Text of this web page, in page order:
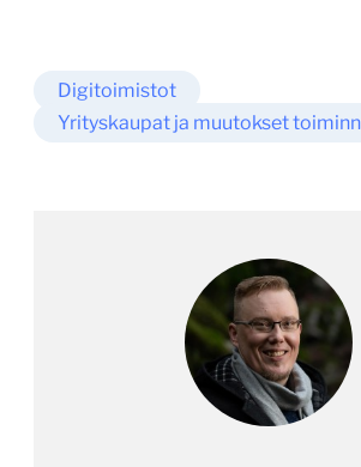
Digitoimistot
Yrityskaupat ja muutokset